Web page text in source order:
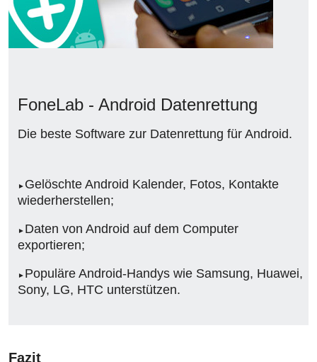
FoneLab - Android Datenrettung
Die beste Software zur Datenrettung für Android.
Gelöschte Android Kalender, Fotos, Kontakte
wiederherstellen;
Daten von Android auf dem Computer
exportieren;
Populäre Android-Handys wie Samsung, Huawei,
Sony, LG, HTC unterstützen.
Fazit